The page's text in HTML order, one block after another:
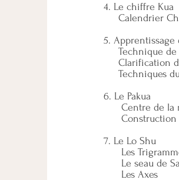
4. Le chiffre Kua
Calendrier
5. Apprentissage
Technique de
Clarification des
Techniques du
6. Le Pakua
Centre de la
Construction du
7. Le Lo Shu
Les Trigrammes
Le seau de
Les Axes